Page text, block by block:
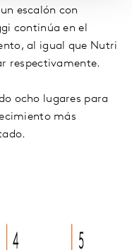
escalón con
continúa en el
al igual que Nutri
respectivamente.
ocho lugares para
más